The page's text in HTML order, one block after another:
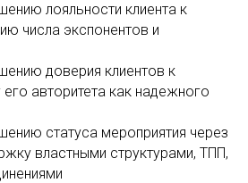
лояльности клиента к
числа экспонентов и
доверия клиентов к
его авторитета как надежного
статуса мероприятия через
властными структурами, ТПП,